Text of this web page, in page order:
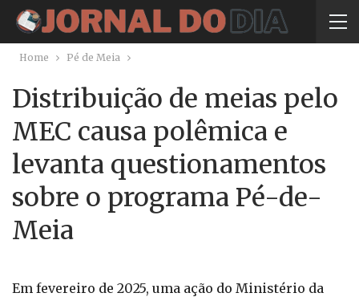
Home Pé de Meia
Distribuição de meias pelo
MEC causa polêmica e
levanta questionamentos
sobre o programa Pé-de-
Meia
Em fevereiro de 2025, uma ação do Ministério da